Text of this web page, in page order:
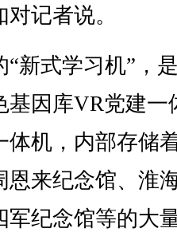
记者说。
式学习机”，
基因库VR党建一
体机，内部存储
恩来纪念馆、淮
军纪念馆等的大